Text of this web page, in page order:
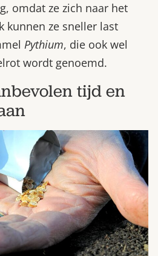
omdat ze zich naar het
kunnen ze sneller last
Pythium, die ook wel
wordt genoemd.
tijd en